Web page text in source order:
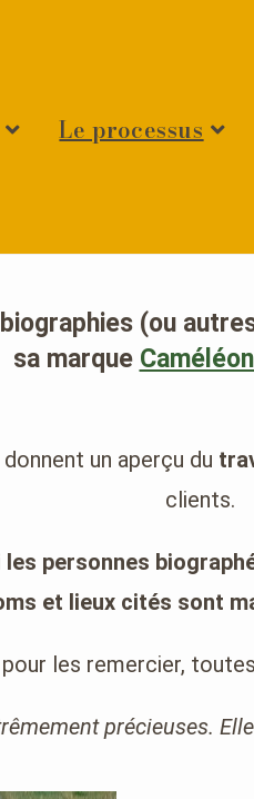
Le processus
(ou
sa marque
un aperçu du
clients.
les personnes
et lieux cités sont
les remercier,
précieuses.